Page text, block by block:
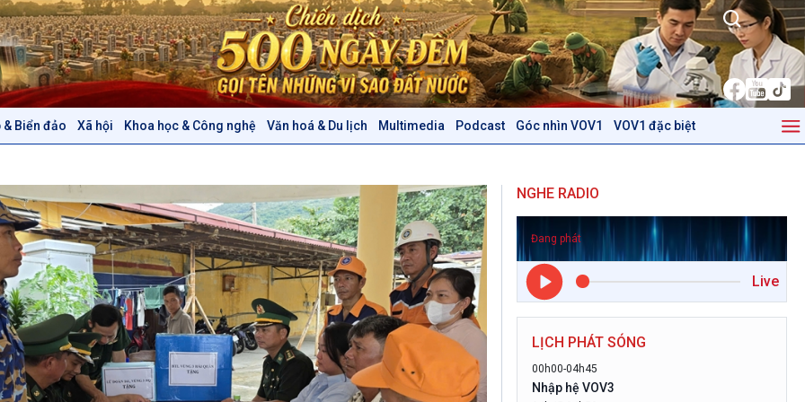
Biển đảo Xã hội Khoa học & Công nghệ Văn hoá & Du lịch Multimedia Podcast Góc nhìn VOV1 VOV1 đặc biệt
Chính phủ với người dân
Quốc hội với cử tri
Xây dựng đảng
Đảng trong cuộc sống
Nhận diện sự thật
Pháp luật và đời sống
Vấn đề quốc tế
Hồ sơ sự kiện quốc tế
Thế giới & Việt Nam
Biên cương - Một dải vững
bền
Trước giờ mở cửa
Dòng chảy Kinh tế
Sức sống hàng Việt
Khởi nghiệp
Tuyên chiến với gian lận
thương mại
Mùa vàng
Biển đảo Việt Nam
Tâm tình biên giới và hải
đảo
Tìm hiểu biển, đảo Việt
Nam
Văn hoá & Du lịch
Tin Văn hoá & Du lịch
Multimedia
Ảnh
Podcast
NGHE RADIO
Đang phát
Live
LỊCH PHÁT SÓNG
00h00-04h45
Nhập hệ VOV3